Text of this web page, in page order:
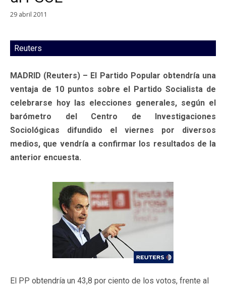
29 abril 2011
Reuters
MADRID (Reuters) – El Partido Popular obtendría una
ventaja de 10 puntos sobre el Partido Socialista de
celebrarse hoy las elecciones generales, según el
barómetro del Centro de Investigaciones
Sociológicas difundido el viernes por diversos
medios, que vendría a confirmar los resultados de la
anterior encuesta.
El PP obtendría un 43,8 por ciento de los votos, frente al